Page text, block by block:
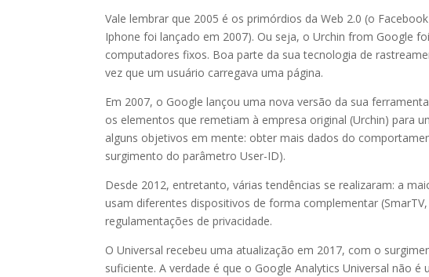
Vale lembrar que 2005 é os primórdios da Web 2.0 (o
Iphone foi lançado em 2007). Ou seja, o Urchin from Google
computadores fixos. Boa parte da sua tecnologia de
vez que um usuário carregava uma página.
Em 2007, o Google lançou uma nova versão da sua
os elementos que remetiam à empresa original (Urchin) para
alguns objetivos em mente: obter mais dados do
surgimento do parâmetro User-ID).
Desde 2012, entretanto, várias tendências se realizaram: a
usam diferentes dispositivos de forma complementar
regulamentações de privacidade.
O Universal recebeu uma atualização em 2017, com o
suficiente. A verdade é que o Google Analytics Universal não